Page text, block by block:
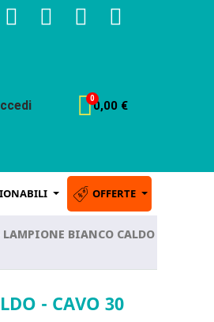
0,00 €
OFFERTE
BIANCO CALDO
- CAVO 30